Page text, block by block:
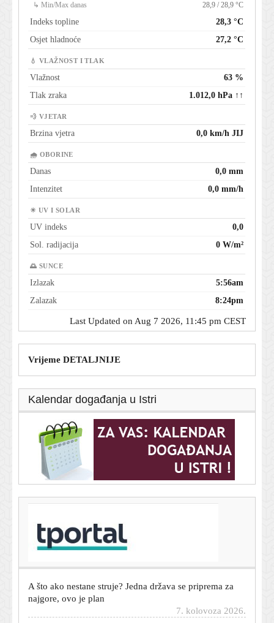
↳ Min/Max danas 28,9 / 28,9 °C
Indeks topline
28,3 °C
Osjet hladnoće
27,2 °C
💧 VLAŽNOST I TLAK
Vlažnost
63 %
Tlak zraka
1.012,0 hPa ↑↑
💨 VJETAR
Brzina vjetra 0,0 km/h JIJ
🌧 OBORINE
Danas
0,0 mm
Intenzitet
0,0 mm/h
☀ UV I SOLAR
UV indeks
0,0
Sol. radijacija
0 W/m²
🌅 SUNCE
Izlazak
5:56am
Zalazak
8:24pm
Last Updated on Aug 7 2026, 11:45 pm CEST
Vrijeme DETALJNIJE
Kalendar događanja u Istri
Jennifer Aniston fantastično izgleda i u 57. godini:
Njezina trenerica otkrila koju vježbu nikad ne preskače
najgore, ovo je plan
Talijani razbjesnili Španjolce: Sad će morati čekati na